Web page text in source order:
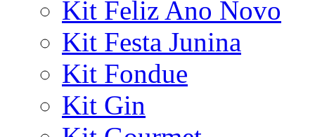
Kit Feliz Ano Novo
Kit Festa Junina
Kit Fondue
Kit Gin